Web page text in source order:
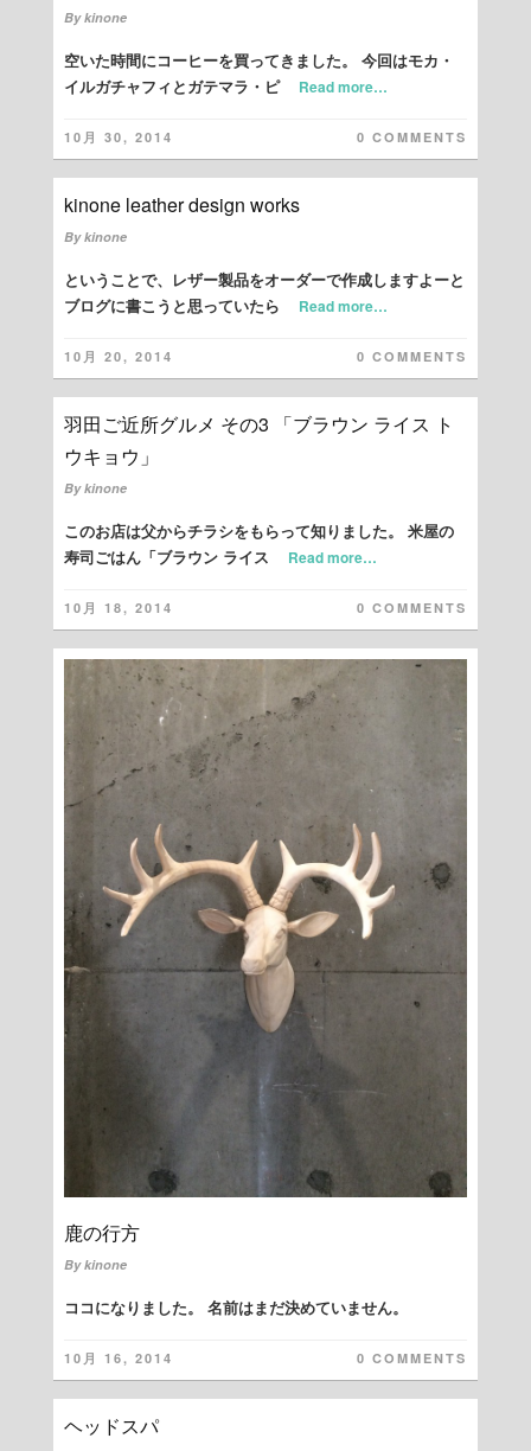
Bykinone
空いた時間にコーヒーを買ってきました。 今回はモカ・
イルガチャフィとガテマラ・ピ
Read more…
10月 30, 2014 0 COMMENTS
kinone leather design works
Bykinone
ということで、レザー製品をオーダーで作成しますよーと
ブログに書こうと思っていたら
Read more…
10月 20, 2014 0 COMMENTS
羽田ご近所グルメ その3 「ブラウン ライス ト
ウキョウ」
Bykinone
このお店は父からチラシをもらって知りました。 米屋の
寿司ごはん「ブラウン ライス
Read more…
10月 18, 2014 0 COMMENTS
鹿の行方
Bykinone
ココになりました。 名前はまだ決めていません。
10月 16, 2014 0 COMMENTS
ヘッドスパ